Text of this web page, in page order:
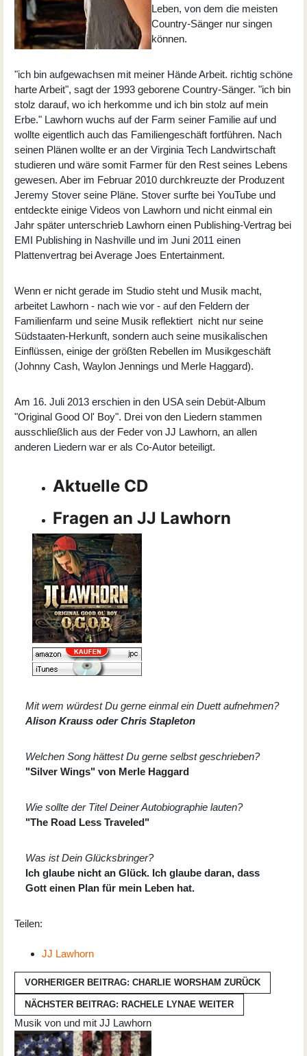
Leben, von dem die meisten
Country-Sänger nur singen
können.
"ich bin aufgewachsen mit meiner Hände Arbeit. richtig schöne
harte Arbeit", sagt der 1993 geborene Country-Sänger. "ich bin
stolz darauf, wo ich herkomme und ich bin stolz auf mein
Erbe." Lawhorn wuchs auf der Farm seiner Familie auf und
wollte eigentlich auch das Familiengeschäft fortführen. Nach
seinen Plänen wollte er an der Virginia Tech Landwirtschaft
studieren und wäre somit Farmer für den Rest seines Lebens
gewesen. Aber im Februar 2010 durchkreuzte der Produzent
Jeremy Stover seine Pläne. Stover surfte bei YouTube und
entdeckte einige Videos von Lawhorn und nicht einmal ein
Jahr später unterschrieb Lawhorn einen Publishing-Vertrag bei
EMI Publishing in Nashville und im Juni 2011 einen
Plattenvertrag bei Average Joes Entertainment.
Wenn er nicht gerade im Studio steht und Musik macht,
arbeitet Lawhorn - nach wie vor - auf den Feldern der
Familienfarm und seine Musik reflektiert nicht nur seine
Südstaaten-Herkunft, sondern auch seine musikalischen
Einflüssen, einige der größten Rebellen im Musikgeschäft
(Johnny Cash, Waylon Jennings und Merle Haggard).
Am 16. Juli 2013 erschien in den USA sein Debüt-Album
"Original Good Ol' Boy". Drei von den Liedern stammen
ausschließlich aus der Feder von JJ Lawhorn, an allen
anderen Liedern war er als Co-Autor beteiligt.
Aktuelle CD
Fragen an JJ Lawhorn
Mit wem würdest Du gerne einmal ein Duett aufnehmen?
Alison Krauss oder Chris Stapleton
Welchen Song hättest Du gerne selbst geschrieben?
"Silver Wings" von Merle Haggard
Wie sollte der Titel Deiner Autobiographie lauten?
"The Road Less Traveled"
Was ist Dein Glücksbringer?
Ich glaube nicht an Glück. Ich glaube daran, dass
Gott einen Plan für mein Leben hat.
Teilen:
JJ Lawhorn
VORHERIGER BEITRAG: CHARLIE WORSHAM ZURÜCK
NÄCHSTER BEITRAG: RACHELE LYNAE WEITER
Musik von und mit JJ Lawhorn